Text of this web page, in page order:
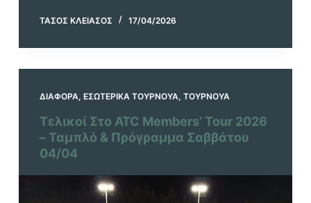
ΤΆΣΟΣ ΚΛΕΙΆΣΟΣ 17/04/2026
ΔΙΆΦΟΡΑ, ΕΣΩΤΕΡΙΚΆ ΤΟΥΡΝΟΥΆ, ΤΟΥΡΝΟΥΆ
Τελικοί Στο ATC Members’ Tour 2026
– Ταμπλό & Πρόγραμμα Σαββάτου
04/04